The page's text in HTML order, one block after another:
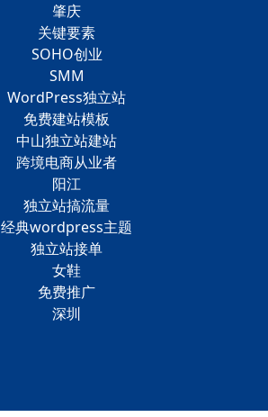
肇庆
关键要素
SOHO创业
SMM
WordPress独立站
免费建站模板
中山独立站建站
跨境电商从业者
阳江
独立站搞流量
经典wordpress主题
独立站接单
女鞋
免费推广
深圳